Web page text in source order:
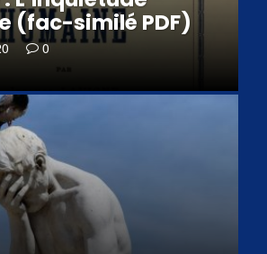
(fac-similé PDF)
0